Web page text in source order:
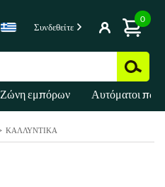
Συνδεθείτε
0
Ζώνη εμπόρων Αυτόματοι
ΚΑΛΛΥΝΤΙΚΑ